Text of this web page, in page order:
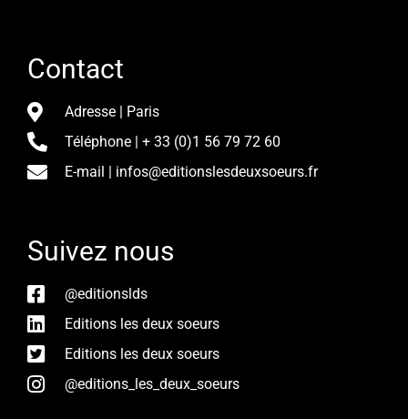
Contact
Adresse | Paris
Téléphone | + 33 (0)1 56 79 72 60
E-mail | infos@editionslesdeuxsoeurs.fr
Suivez nous
@editionslds
Editions les deux soeurs
Editions les deux soeurs
@editions_les_deux_soeurs